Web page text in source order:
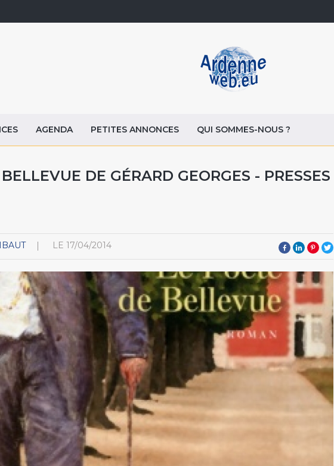
AGENDA PETITES ANNONCES QUI SOMMES-NOUS ?
DE GÉRARD GEORGES - PRESSES
LE 17/04/2014